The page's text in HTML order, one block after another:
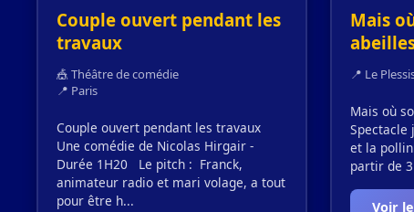
Couple ouvert pendant les
travaux
🎪 Théâtre de comédie
📍 Paris
Couple ouvert pendant les travaux
Une comédie de Nicolas Hirgair -
Durée 1H20 Le pitch : Franck,
animateur radio et mari volage, a tout
pour être h...
Mais
📍 Le
Mais où
Spectacle
et la
partir de
Voir